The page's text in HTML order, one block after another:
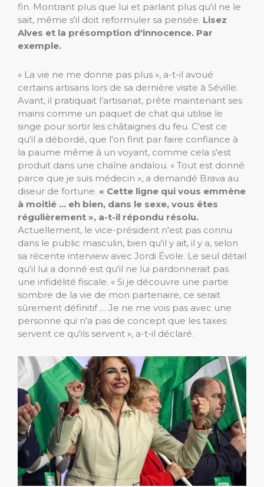
fin. Montrant plus que lui et parlant plus qu'il ne le
sait, même s'il doit reformuler sa pensée. Lisez
Alves et la présomption d'innocence. Par
exemple.
« La vie ne me donne pas plus », a-t-il avoué
certains artisans lors de sa dernière visite à Séville.
Avant, il pratiquait l'artisanat, prête maintenant ses
mains comme un paquet de chat qui utilise le
singe pour sortir les châtaignes du feu. C'est ce
qu'il a débordé, que l'on finit par faire confiance à
la paume même à un voyant, comme cela s'est
produit dans une chaîne andalou. « Tout est donné
parce que je suis médecin », a demandé Brava au
diseur de fortune. « Cette ligne qui vous emmène
à moitié … eh bien, dans le sexe, vous êtes
régulièrement », a-t-il répondu résolu.
Actuellement, le vice-président n'est pas connu
dans le public masculin, bien qu'il y ait, il y a, selon
sa récente interview avec Jordi Évole. Le seul détail
qu'il lui a donné est qu'il ne lui pardonnerait pas
une infidélité fiscale. « Si je découvre une partie
sombre de la vie de mon partenaire, ce serait
sûrement définitif … Je ne me vois pas avec une
personne qui n'a pas de concept que les taxes
servent ce qu'ils servent », a-t-il déclaré.